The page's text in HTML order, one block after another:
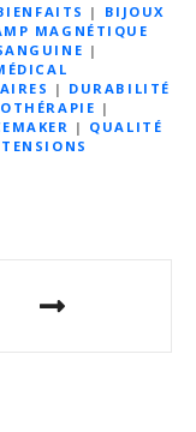
| BIJOUX
MAGNÉTIQUE
|
| DURABILITÉ
|
| QUALITÉ
TENSIONS